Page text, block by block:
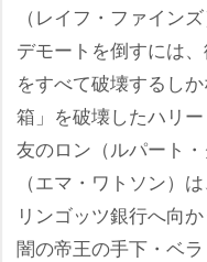
（レイフ・ファイン
デモートを倒すには
をすべて破壊するし
箱」を破壊したハリ
友のロン（ルパート
（エマ・ワトソン）
リンゴッツ銀行へ向
闇の帝王の手下・ベ